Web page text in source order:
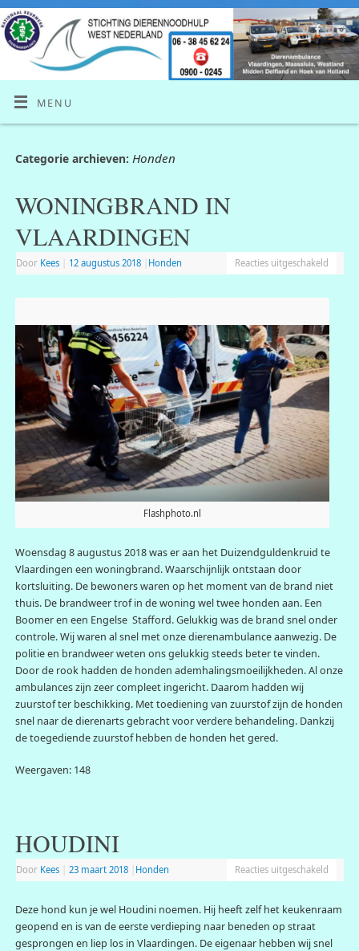
MENU
Categorie archieven: Honden
WONINGBRAND IN
VLAARDINGEN
Door Kees 12 augustus 2018 Honden Reacties uitgeschakeld
Flashphoto.nl
Woensdag 8 augustus 2018 was er aan het Duizendguldenkruid te
Vlaardingen een woningbrand. Waarschijnlijk ontstaan door
kortsluiting. De bewoners waren op het moment van de brand niet
thuis. De brandweer trof in de woning wel twee honden aan. Een
Boomer en een Engelse Stafford. Gelukkig was de brand snel onder
controle. Wij waren al snel met onze dierenambulance aanwezig. De
politie en brandweer weten ons gelukkig steeds beter te vinden.
Door de rook hadden de honden ademhalingsmoeilijkheden. Al onze
ambulances zijn zeer compleet ingericht. Daarom hadden wij
zuurstof ter beschikking. Met toediening van zuurstof zijn de honden
snel naar de dierenarts gebracht voor verdere behandeling. Dankzij
de toegediende zuurstof hebben de honden het gered.
Weergaven: 148
HOUDINI
Door Kees 23 maart 2018 Honden Reacties uitgeschakeld
Deze hond kun je wel Houdini noemen. Hij heeft zelf het keukenraam
geopend en is van de eerste verdieping naar beneden op straat
gesprongen en liep los in Vlaardingen. De eigenaar hebben wij snel